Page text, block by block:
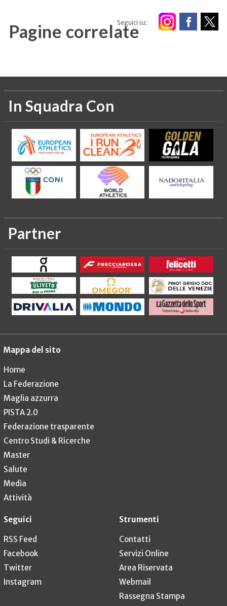
Seguici su:
Pagine correlate
In Squadra Con
Partner
Mappa del sito
Home
La Federazione
Maglia azzurra
PISTA 2.0
Federazione trasparente
Centro Studi & Ricerche
Master
Salute
Media
Attività
Seguici
RSS Feed
Facebook
Twitter
Instagram
Strumenti
Contatti
Servizi Online
Area Riservata
Webmail
Rassegna Stampa